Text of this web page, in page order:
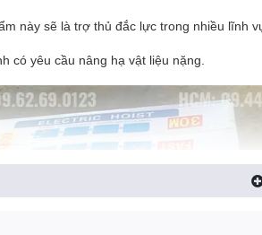
này sẽ là trợ thủ đắc lực trong nhiều lĩnh
có yêu cầu nâng hạ vật liệu nặng.